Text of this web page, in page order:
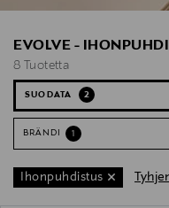
EVOLVE -
8 Tuotetta
SUODATA 2
BRÄNDI 1
Ihonpuhdistus